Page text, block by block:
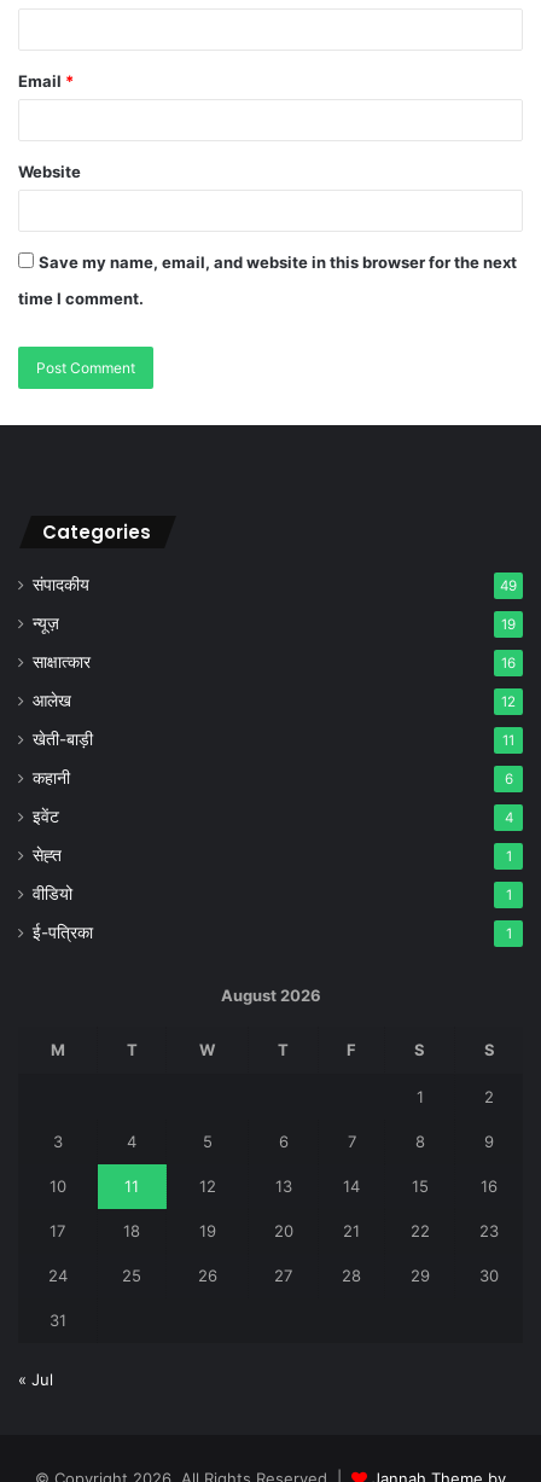
Email *
Website
Save my name, email, and website in this browser for the next
time I comment.
Categories
संपादकीय 49
न्यूज़ 19
साक्षात्कार 16
आलेख 12
खेती-बाड़ी 11
कहानी 6
इवेंट 4
सेह्त 1
वीडियो 1
ई-पत्रिका 1
August 2026
M T W T F S S
1 2
3 4 5 6 7 8 9
10 11 12 13 14 15 16
17 18 19 20 21 22 23
24 25 26 27 28 29 30
31
« Jul
© Copyright 2026, All Rights Reserved | Jannah Theme by